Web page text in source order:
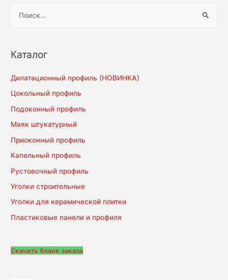
т
:
Каталог
Дилатационный профиль (НОВИНКА)
Цокольный профиль
Подоконный профиль
Маяк штукатурный
Приоконный профиль
Капельный профиль
Рустовочный профиль
Уголки строительные
Уголки для керамической плитки
Пластиковые панели и профиля
Скачать бланк заказа